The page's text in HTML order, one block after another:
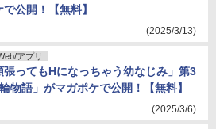
公開！【無料】
(2025/3/13)
アプリ
張ってもHになっちゃう幼なじみ」第3
物語」がマガポケで公開！【無料】
(2025/3/6)